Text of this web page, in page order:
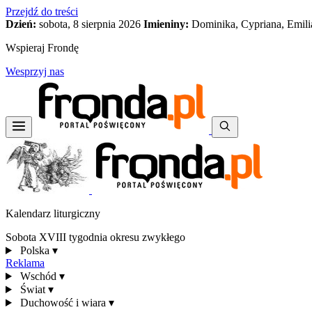
Przejdź do treści
Dzień: sobota, 8 sierpnia 2026 Imieniny: Dominika, Cypriana,
Wspieraj Frondę
Wesprzyj nas
Kalendarz liturgiczny
Sobota XVIII tygodnia okresu zwykłego
Polska ▾
Reklama
Wschód ▾
Świat ▾
Duchowość i wiara ▾